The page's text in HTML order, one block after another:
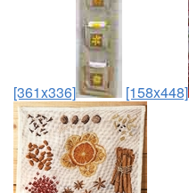
[361x336] [158x448]